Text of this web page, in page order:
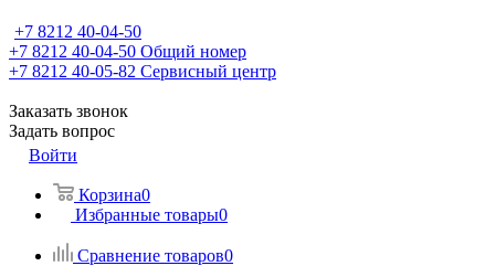
+7 8212 40-04-50
+7 8212 40-04-50 Общий номер
+7 8212 40-05-82 Сервисный центр
Заказать звонок
Задать вопрос
Войти
Корзина0
Избранные товары0
Сравнение товаров0